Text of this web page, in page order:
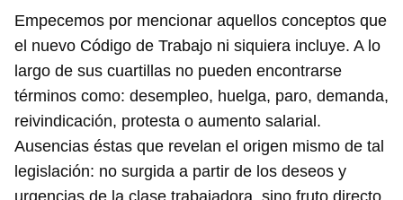
Empecemos por mencionar aquellos conceptos que
el nuevo Código de Trabajo ni siquiera incluye. A lo
largo de sus cuartillas no pueden encontrarse
términos como: desempleo, huelga, paro, demanda,
reivindicación, protesta o aumento salarial.
Ausencias éstas que revelan el origen mismo de tal
legislación: no surgida a partir de los deseos y
urgencias de la clase trabajadora, sino fruto directo